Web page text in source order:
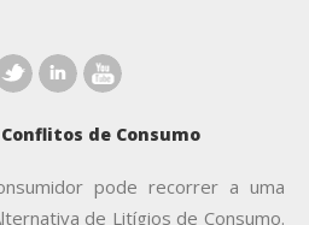
de Consumo
pode recorrer a uma
de Litígios de Consumo.